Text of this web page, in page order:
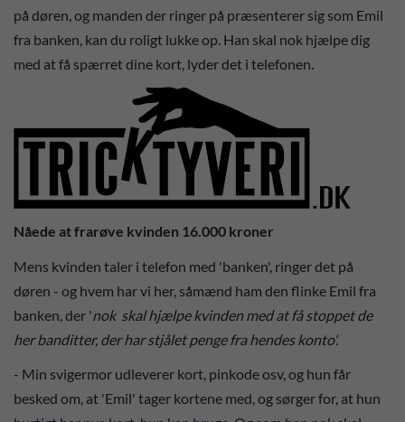
på døren, og manden der ringer på præsenterer sig som Emil
fra banken, kan du roligt lukke op. Han skal nok hjælpe dig
med at få spærret dine kort, lyder det i telefonen.
Nåede at frarøve kvinden 16.000 kroner
Mens kvinden taler i telefon med 'banken', ringer det på
døren - og hvem har vi her, såmænd ham den flinke Emil fra
banken, der 'nok skal hjælpe kvinden med at få stoppet de
her banditter, der har stjålet penge fra hendes konto'.
- Min svigermor udleverer kort, pinkode osv, og hun får
besked om, at 'Emil' tager kortene med, og sørger for, at hun